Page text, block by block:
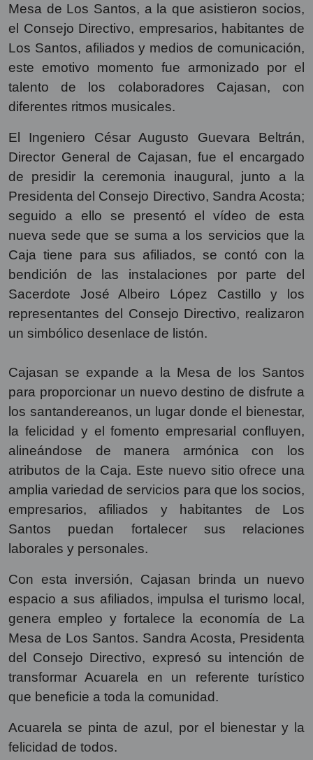
Mesa de Los Santos, a la que asistieron socios,
el Consejo Directivo, empresarios, habitantes de
Los Santos, afiliados y medios de comunicación,
este emotivo momento fue armonizado por el
talento de los colaboradores Cajasan, con
diferentes ritmos musicales.
El Ingeniero César Augusto Guevara Beltrán,
Director General de Cajasan, fue el encargado
de presidir la ceremonia inaugural, junto a la
Presidenta del Consejo Directivo, Sandra Acosta;
seguido a ello se presentó el vídeo de esta
nueva sede que se suma a los servicios que la
Caja tiene para sus afiliados, se contó con la
bendición de las instalaciones por parte del
Sacerdote José Albeiro López Castillo y los
representantes del Consejo Directivo, realizaron
un simbólico desenlace de listón.
Cajasan se expande a la Mesa de los Santos
para proporcionar un nuevo destino de disfrute a
los santandereanos, un lugar donde el bienestar,
la felicidad y el fomento empresarial confluyen,
alineándose de manera armónica con los
atributos de la Caja. Este nuevo sitio ofrece una
amplia variedad de servicios para que los socios,
empresarios, afiliados y habitantes de Los
Santos puedan fortalecer sus relaciones
laborales y personales.
Con esta inversión, Cajasan brinda un nuevo
espacio a sus afiliados, impulsa el turismo local,
genera empleo y fortalece la economía de La
Mesa de Los Santos. Sandra Acosta, Presidenta
del Consejo Directivo, expresó su intención de
transformar Acuarela en un referente turístico
que beneficie a toda la comunidad.
Acuarela se pinta de azul, por el bienestar y la
felicidad de todos.